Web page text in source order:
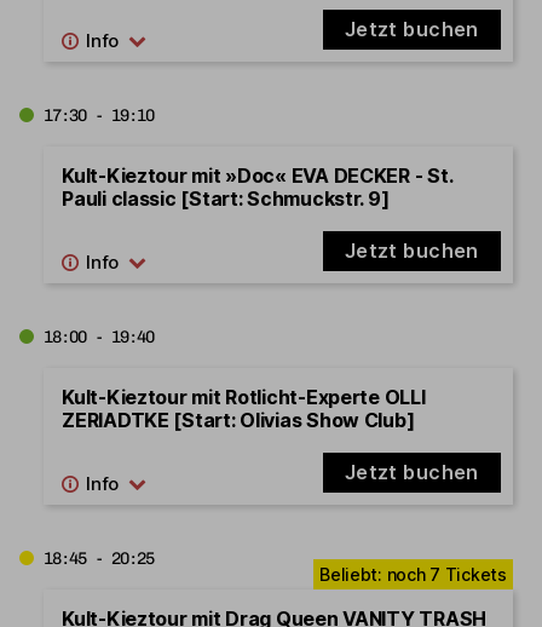
Jetzt buchen
17:30 - 19:10
Kult-Kieztour mit »Doc« EVA DECKER - St.
Pauli classic [Start: Schmuckstr. 9]
Jetzt buchen
18:00 - 19:40
Kult-Kieztour mit Rotlicht-Experte OLLI
ZERIADTKE [Start: Olivias Show Club]
Jetzt buchen
18:45 - 20:25
Kult-Kieztour mit Drag Queen VANITY TRASH